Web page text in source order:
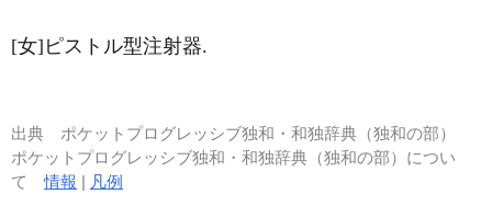
[女]ピストル型注射器.
出典 ポケットプログレッシブ独和・和独辞典（独和の部）
ポケットプログレッシブ独和・和独辞典（独和の部）につい
て情報 | 凡例